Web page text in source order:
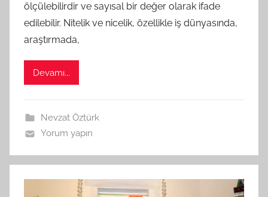
r
a
ölçülebilirdir ve sayısal bir değer olarak ifade
edilebilir. Nitelik ve nicelik, özellikle iş dünyasında,
araştırmada,
Devamı...
Nevzat Öztürk
Yorum yapın